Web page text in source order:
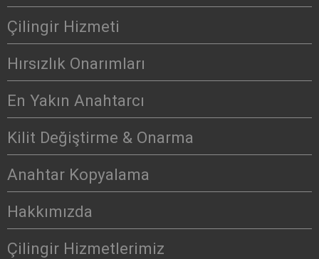
Çilingir Hizmeti
Hırsızlık Onarımları
En Yakın Anahtarcı
Kilit Değiştirme & Onarma
Anahtar Kopyalama
Hakkımızda
Çilingir Hizmetlerimiz